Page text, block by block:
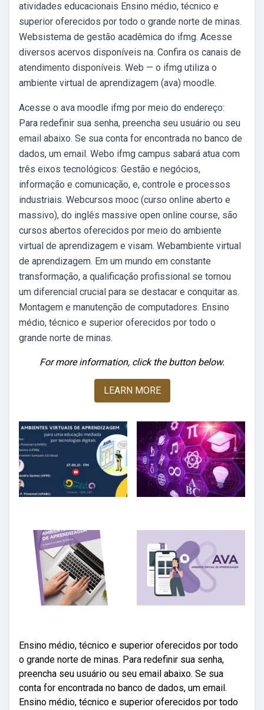
atividades educacionais Ensino médio, técnico e
superior oferecidos por todo o grande norte de minas.
Websistema de gestão acadêmica do ifmg. Acesse
diversos acervos disponíveis na. Confira os canais de
atendimento disponíveis. Web — o ifmg utiliza o
ambiente virtual de aprendizagem (ava) moodle.
Acesse o ava moodle ifmg por meio do endereço:
Para redefinir sua senha, preencha seu usuário ou seu
email abaixo. Se sua conta for encontrada no banco de
dados, um email. Webo ifmg campus sabará atua com
três eixos tecnológicos: Gestão e negócios,
informação e comunicação, e, controle e processos
industriais. Webcursos mooc (curso online aberto e
massivo), do inglês massive open online course, são
cursos abertos oferecidos por meio do ambiente
virtual de aprendizagem e visam. Webambiente virtual
de aprendizagem. Em um mundo em constante
transformação, a qualificação profissional se tornou
um diferencial crucial para se destacar e conquitar as.
Montagem e manutenção de computadores. Ensino
médio, técnico e superior oferecidos por todo o
grande norte de minas.
For more information, click the button below.
LEARN MORE
Ensino médio, técnico e superior oferecidos por todo
o grande norte de minas. Para redefinir sua senha,
preencha seu usuário ou seu email abaixo. Se sua
conta for encontrada no banco de dados, um email.
Ensino médio, técnico e superior oferecidos por todo